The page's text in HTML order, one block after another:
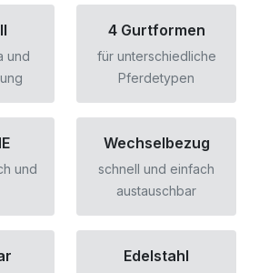
und
4 Gurtformen
für unterschiedliche
Pferdetypen
und
Wechselbezug
schnell und einfach
austauschbar
Edelstahl